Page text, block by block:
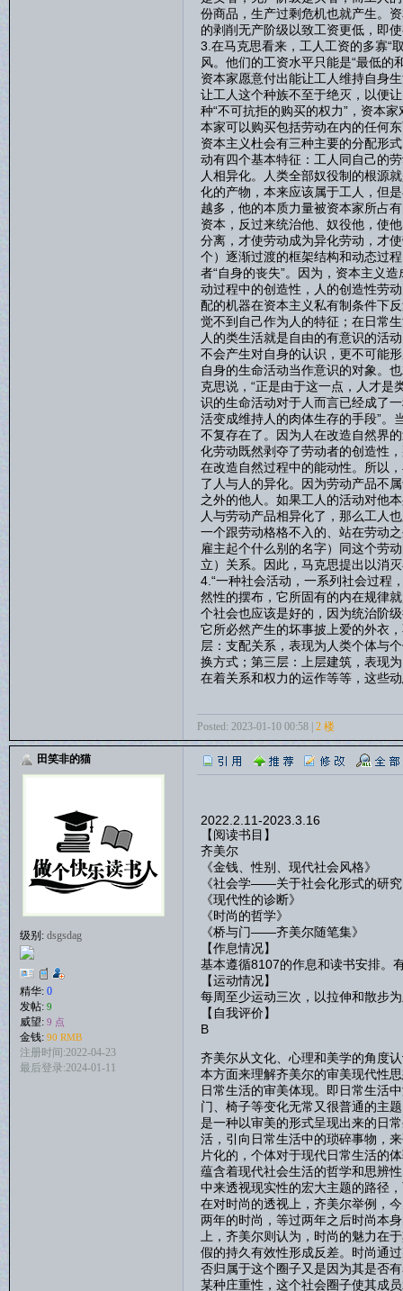
份商品，生产过剩危机也就产生。
的剥削无产阶级以致工资更低，即
3.在马克思看来，工人工资的多寡“
风。他们的工资水平只能是“最低的
资本家愿意付出能让工人维持自身
让工人这个种族不至于绝灭，以便
种“不可抗拒的购买的权力”，资本
本家可以购买包括劳动在内的任何
资本主义杜会有三种主要的分配形
动有四个基本特征：工人同自己的
人相异化。人类全部奴役制的根源
化的产物，本来应该属于工人，但
越多，他的本质力量被资本家所占
资本，反过来统治他、奴役他，使
分离，才使劳动成为异化劳动，才
个）逐渐过渡的框架结构和动态过
者“自身的丧失”。因为，资本主义
动过程中的创造性，人的创造性劳
配的机器在资本主义私有制条件下
觉不到自己作为人的特征；在日常
人的类生活就是自由的有意识的活
不会产生对自身的认识，更不可能
自身的生命活动当作意识的对象。
克思说，“正是由于这一点，人才是
识的生命活动对于人而言已经成了
活变成维持人的肉体生存的手段”。
不复存在了。因为人在改造自然界
化劳动既然剥夺了劳动者的创造性
在改造自然过程中的能动性。所以
了人与人的异化。因为劳动产品不
之外的他人。如果工人的活动对他
人与劳动产品相异化了，那么工人
一个跟劳动格格不入的、站在劳动
雇主起个什么别的名字）同这个劳
立）关系。因此，马克思提出以消
4.“一种社会活动，一系列社会过程
然性的摆布，它所固有的内在规律
个社会也应该是好的，因为统治阶
它所必然产生的坏事披上爱的外衣
层：支配关系，表现为人类个体与
换方式；第三层：上层建筑，表现
在着关系和权力的运作等等，这些
Posted: 2023-01-10 00:58 | 2 楼
田笑非的猫
级别: dsgsdag
精华: 0
发帖: 9
威望: 9 点
金钱: 90 RMB
注册时间:2022-04-23
最后登录:2024-01-11
2022.2.11-2023.3.16
【阅读书目】
齐美尔
《金钱、性别、现代社会风格》
《社会学——关于社会化形式的研
《现代性的诊断》
《时尚的哲学》
《桥与门——齐美尔随笔集》
【作息情况】
基本遵循8107的作息和读书安排。
【运动情况】
每周至少运动三次，以拉伸和散步
【自我评价】
B
齐美尔从文化、心理和美学的角度
本方面来理解齐美尔的审美现代性
日常生活的审美体现。即日常生活
门、椅子等变化无常又很普通的主
是一种以审美的形式呈现出来的日
活，引向日常生活中的琐碎事物，
片化的，个体对于现代日常生活的
蕴含着现代社会生活的哲学和思辨
中来透视现实性的宏大主题的路径
在对时尚的透视上，齐美尔举例，
两年的时尚，等过两年之后时尚本
上，齐美尔则认为，时尚的魅力在
假的持久有效性形成反差。时尚通
否归属于这个圈子又是因为其是否
某种庄重性，这个社会圈子使其成